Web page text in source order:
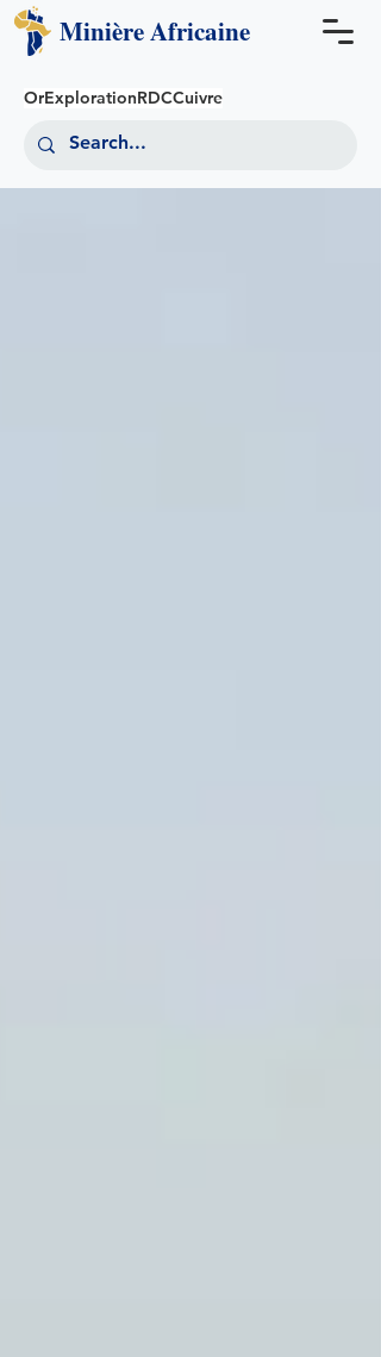
MinièreAfricaine
OrExplorationRDCCuivre